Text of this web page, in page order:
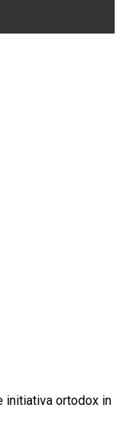
initiativa ortodox in